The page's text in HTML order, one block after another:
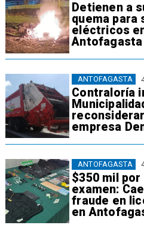
Detienen a
quema para
eléctricos
Antofagasta
Contraloría
empresa
ANTOFAGASTA
$350 mil
examen:
fraude en
en
ANTOFAGASTA